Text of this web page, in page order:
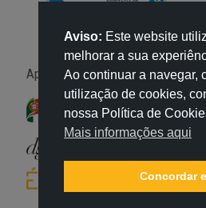
Apoio:
Aviso: Este website
melhorar a sua
Ao continuar a navegar,
utilização de cookies,
nossa Política de
Mais informações aqui
Concordar